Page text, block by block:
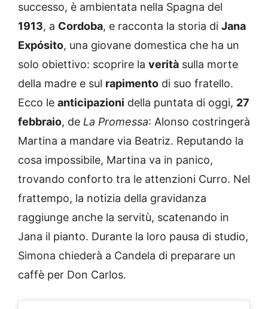
successo, è ambientata nella Spagna del
1913, a Cordoba, e racconta la storia di Jana
Expósito, una giovane domestica che ha un
solo obiettivo: scoprire la verità sulla morte
della madre e sul rapimento di suo fratello.
Ecco le anticipazioni della puntata di oggi, 27
febbraio, de La Promessa: Alonso costringerà
Martina a mandare via Beatriz. Reputando la
cosa impossibile, Martina va in panico,
trovando conforto tra le attenzioni Curro. Nel
frattempo, la notizia della gravidanza
raggiunge anche la servitù, scatenando in
Jana il pianto. Durante la loro pausa di studio,
Simona chiederà a Candela di preparare un
caffè per Don Carlos.